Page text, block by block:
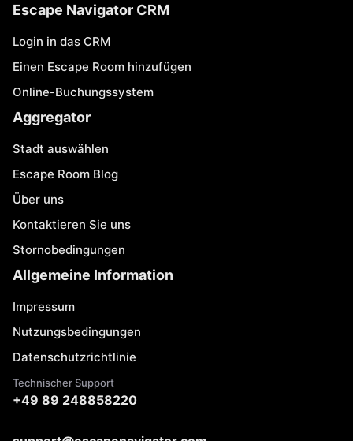
Escape Navigator CRM
Login in das CRM
Einen Escape Room hinzufügen
Online-Buchungssystem
Aggregator
Stadt auswählen
Escape Room Blog
Über uns
Kontaktieren Sie uns
Stornobedingungen
Allgemeine Information
Impressum
Nutzungsbedingungen
Datenschutzrichtlinie
Technischer Support
+49 89 248858220